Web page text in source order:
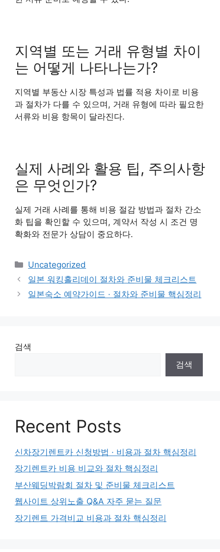
지역별 또는 거래 유형별 차이
는 어떻게 나타나는가?
지역별 부동산 시장 특성과 법률 적용 차이로 비용
과 절차가 다를 수 있으며, 거래 유형에 따라 필요한
서류와 비용 항목이 달라진다.
실제 사례와 활용 팁, 주의사항
은 무엇인가?
실제 거래 사례를 통해 비용 절감 방법과 절차 간소
화 팁을 확인할 수 있으며, 계약서 작성 시 조건 명
확화와 전문가 상담이 중요하다.
카
테
리
Uncategorized
일본 워킹홀리데이 절차와 준비물 체크리스트
일본숙소 예약가이드 · 절차와 준비물 핵심정리
검색
검색
Recent Posts
신차장기렌트카 신청방법 · 비용과 절차 핵심정리
장기렌트카 비용 비교와 절차 핵심정리
부산웨딩박람회 절차 및 준비물 체크리스트
웹사이트 상위노출 Q&A 자주 묻는 질문
장기렌트 가격비교 비용과 절차 핵심정리